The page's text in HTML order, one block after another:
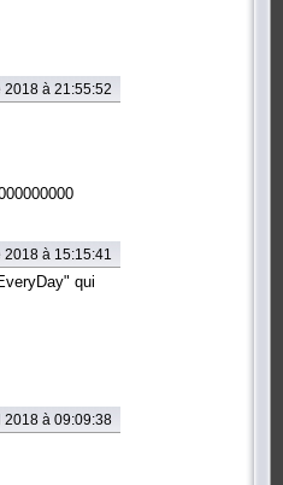
2018 à 21:55:52
à 15:15:41
qui
2018 à 09:09:38